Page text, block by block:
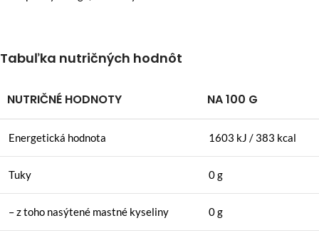
Tabuľka nutričných hodnôt
NUTRIČNÉ HODNOTY NA 100 G
Energetická hodnota 1603 kJ / 383 kcal
Tuky 0 g
– z toho nasýtené mastné kyseliny 0 g